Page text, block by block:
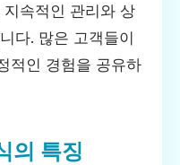
속적인 관리와 상
다. 많은 고객들이
적인 경험을 공유하
의 특징